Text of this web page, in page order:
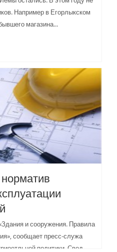
Например в Егорлыкском
магазина...
и сооружения. Правила
сообщает пресс-служа
политики. Свод